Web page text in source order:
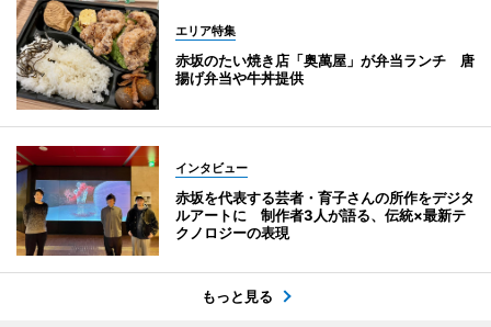
エリア特集
赤坂のたい焼き店「奥萬屋」が弁当ランチ 唐
揚げ弁当や牛丼提供
インタビュー
赤坂を代表する芸者・育子さんの所作をデジタ
ルアートに 制作者3人が語る、伝統×最新テ
クノロジーの表現
もっと見る